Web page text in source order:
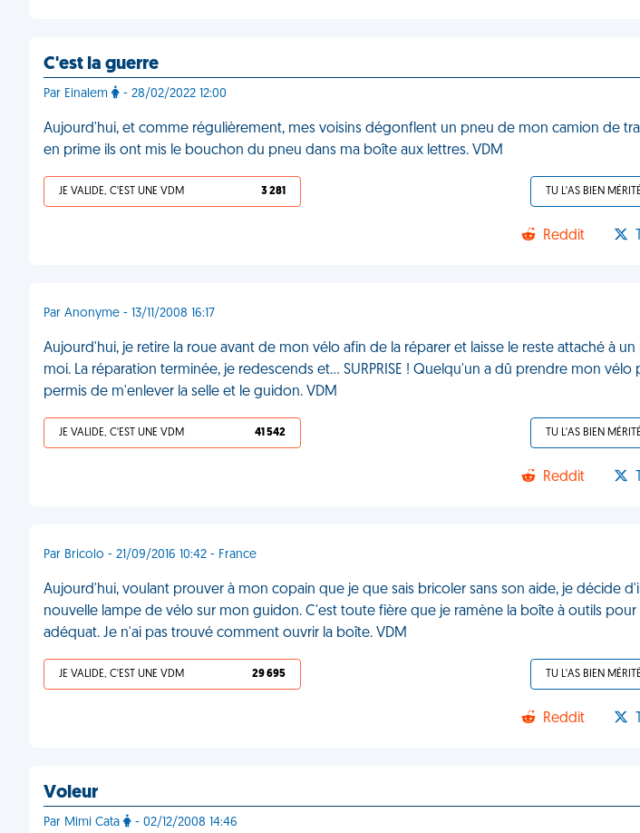
C'est la guerre
Par Einalem - 28/02/2022 12:00
Aujourd'hui, et comme régulièrement, mes voisins dégonflent un pneu de mon camion de
en prime ils ont mis le bouchon du pneu dans ma boîte aux lettres. VDM
JE VALIDE, C'EST UNE VDM 3 281 TU L'AS BIEN MÉRITÉ
Reddit
Par Anonyme - 13/11/2008 16:17
Aujourd'hui, je retire la roue avant de mon vélo afin de la réparer et laisse le reste attaché à
moi. La réparation terminée, je redescends et... SURPRISE ! Quelqu'un a dû prendre mon
permis de m'enlever la selle et le guidon. VDM
JE VALIDE, C'EST UNE VDM 41 542 TU L'AS BIEN MÉRITÉ
Reddit
Par Bricolo - 21/09/2016 10:42 - France
Aujourd'hui, voulant prouver à mon copain que je que sais bricoler sans son aide, je décide
nouvelle lampe de vélo sur mon guidon. C'est toute fière que je ramène la boîte à outils
adéquat. Je n'ai pas trouvé comment ouvrir la boîte. VDM
JE VALIDE, C'EST UNE VDM 29 695 TU L'AS BIEN MÉRITÉ
Reddit
Voleur
Par Mimi Cata - 02/12/2008 14:46